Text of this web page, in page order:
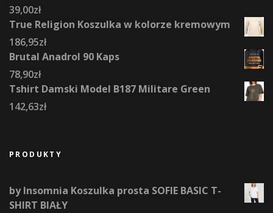
39,00zł
True Religion Koszulka w kolorze kremowym
186,95zł
Brutal Anadrol 90 Kaps
78,90zł
Tshirt Damski Model B187 Militare Green
142,63zł
PRODUKTY
by Insomnia Koszulka prosta SOFIE BASIC T-
SHIRT BIAŁY